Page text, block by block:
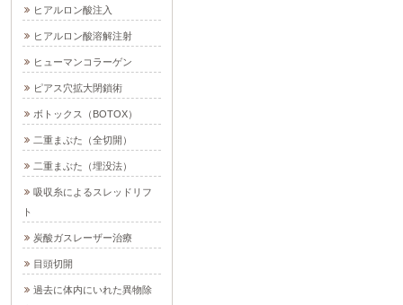
ヒアルロン酸注入
ヒアルロン酸溶解注射
ヒューマンコラーゲン
ピアス穴拡大閉鎖術
ボトックス（BOTOX）
二重まぶた（全切開）
二重まぶた（埋没法）
吸収糸によるスレッドリフ
ト
炭酸ガスレーザー治療
目頭切開
過去に体内にいれた異物除